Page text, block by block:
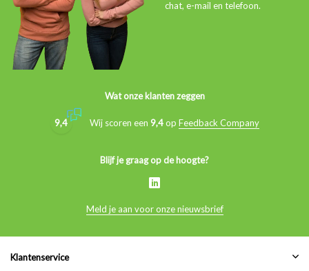
chat, e-mail en telefoon.
Wat onze klanten zeggen
9,4 Wij scoren een 9,4op Feedback Company
Blijf je graag op de hoogte?
Meld je aan voor onze nieuwsbrief
Klantenservice